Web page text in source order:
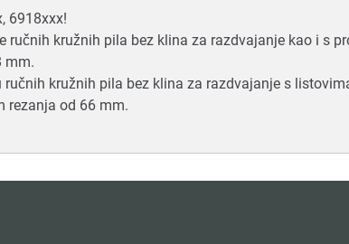
6918xxx!
kružnih pila bez klina za razdvajanje kao i s
mm.
kružnih pila bez klina za razdvajanje s
rezanja od 66 mm.